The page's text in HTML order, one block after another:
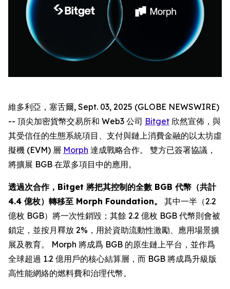
維多利亞，塞舌爾, Sept. 03, 2025 (GLOBE NEWSWIRE)
-- 頂尖加密貨幣交易所和 Web3 公司 Bitget 欣然宣佈，與
其受信任的生態系統項目、支付與鏈上消費金融的以太坊虛
擬機 (EVM) 層 Morph 達成戰略合作。 雙方已簽署協議，
將擴展 BGB 在眾多項目中的應用。
透過次合作，Bitget 將把其控制的全數 BGB 代幣（共計
4.4 億枚）轉移至 Morph Foundation。
其中一半（2.2
億枚 BGB）將一次性銷毀；其餘 2.2 億枚 BGB 代幣則會被
鎖定，並按月釋放 2%，用於資助流動性激勵、應用場景擴
展及教育。 Morph 將成爲 BGB 的原生鏈上平台，並作爲
全球超過 1.2 億用戶的核心結算層，而 BGB 將成爲升級版
高性能網絡的燃料費和治理代幣。